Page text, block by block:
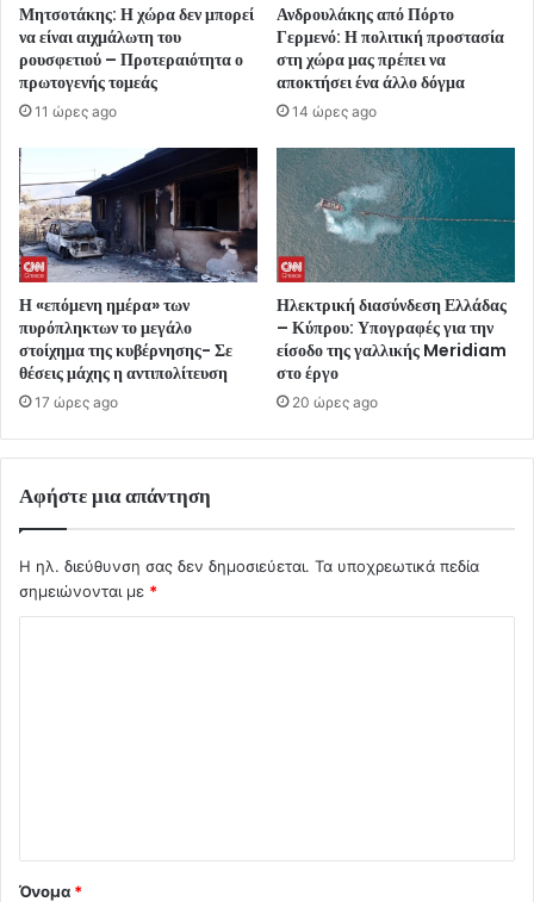
Μητσοτάκης: Η χώρα δεν μπορεί
να είναι αιχμάλωτη του
ρουσφετιού – Προτεραιότητα ο
πρωτογενής τομεάς
11 ώρες ago
Ανδρουλάκης από Πόρτο
Γερμενό: Η πολιτική προστασία
στη χώρα μας πρέπει να
αποκτήσει ένα άλλο δόγμα
14 ώρες ago
Η «επόμενη ημέρα» των
πυρόπληκτων το μεγάλο
στοίχημα της κυβέρνησης- Σε
θέσεις μάχης η αντιπολίτευση
17 ώρες ago
Ηλεκτρική διασύνδεση Ελλάδας
– Κύπρου: Υπογραφές για την
είσοδο της γαλλικής Meridiam
στο έργο
20 ώρες ago
Αφήστε μια απάντηση
Η ηλ. διεύθυνση σας δεν δημοσιεύεται. Τα υποχρεωτικά πεδία
σημειώνονται με *
Όνομα *